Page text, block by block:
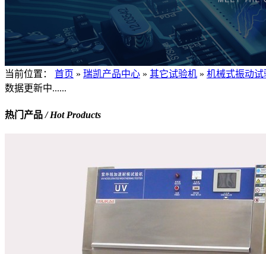
当前位置： 首页 » 瑞凯产品中心 » 其它试验机 » 机械式振动试
数据更新中......
热门产品/ Hot Products